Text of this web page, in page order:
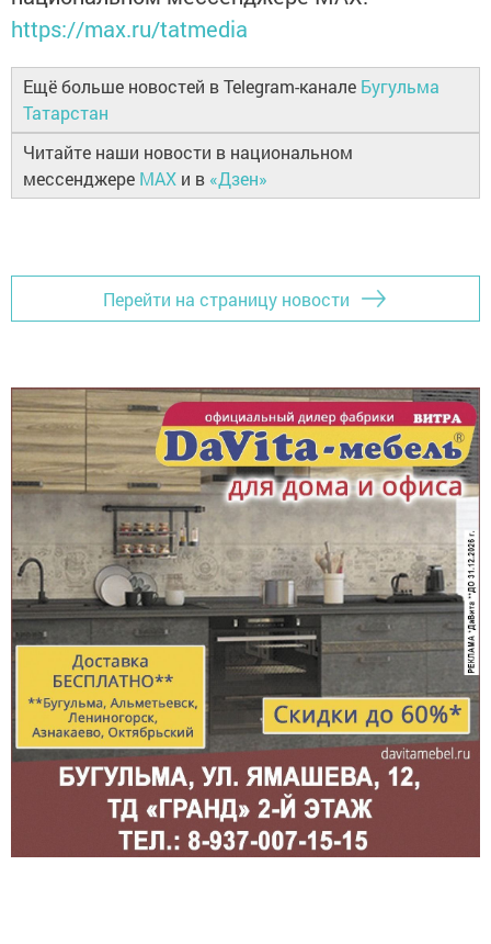
https://max.ru/tatmedia
Ещё больше новостей в Telegram-канале Бугульма
Татарстан
Читайте наши новости в национальном
мессенджере MAX и в «Дзен»
Перейти на страницу новости